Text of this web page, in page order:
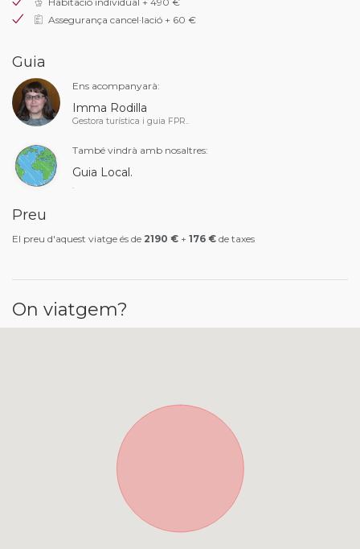
Assegurança cancel·lació + 60 €
Guia
Ens acompanyarà:
Imma Rodilla
Gestora turística i guia FPR..
També vindrà amb nosaltres:
Guia Local.
.
Preu
El preu d'aquest viatge és de 2190 € + 176 € de taxes
On viatgem?